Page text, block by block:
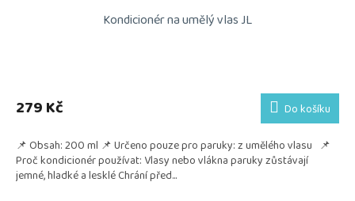
Kondicionér na umělý vlas JL
produktu
je
z
5
hvězdiček.
279 Kč Do košíku
📌 Obsah: 200 ml 📌 Určeno pouze pro paruky: z umělého vlasu 📌
Proč kondicionér používat: Vlasy nebo vlákna paruky zůstávají
jemné, hladké a lesklé Chrání před...